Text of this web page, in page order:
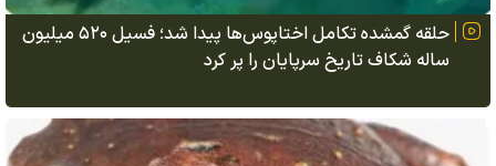
حلقه گمشده تکامل اختاپوس‌ها پیدا شد؛ فسیل ۵۲۰ میلیون
ساله شکاف تاریخ سرپایان را پر کرد